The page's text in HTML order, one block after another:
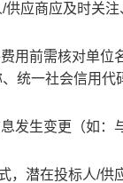
应商应及时关
用前需核对单
统一社会信用
发生变更（如
，潜在投标人/